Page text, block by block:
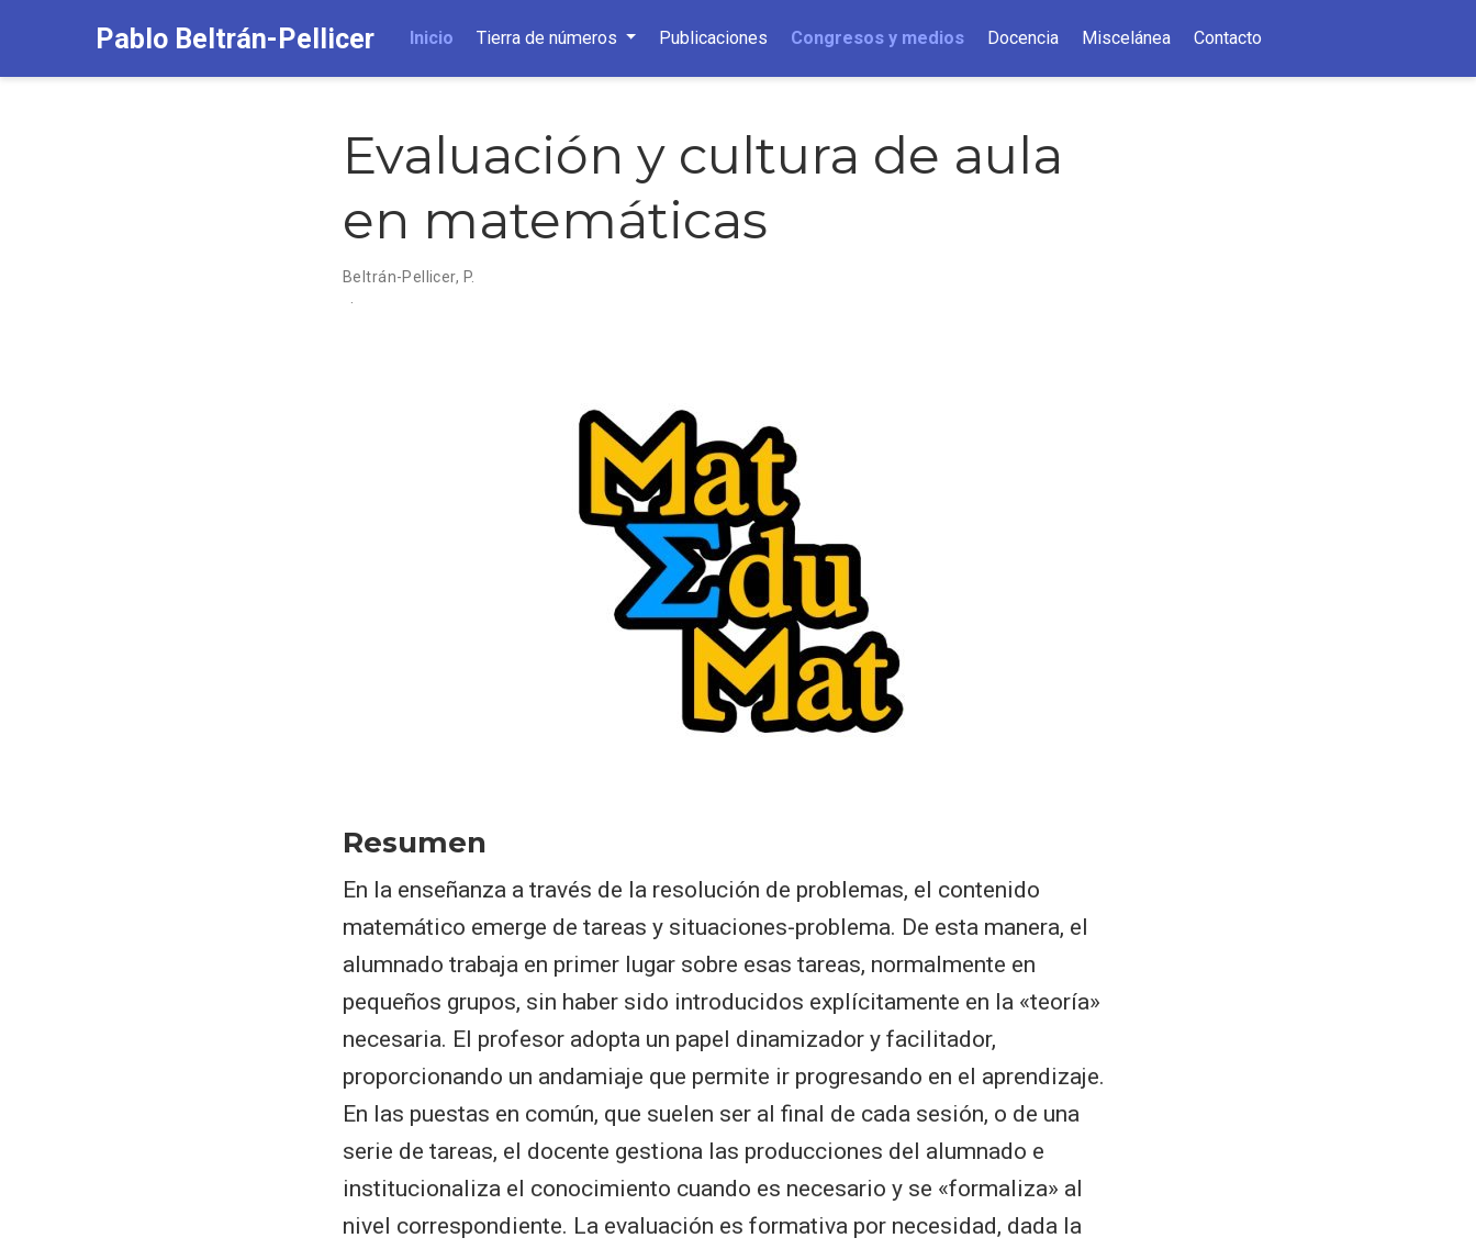
Pablo Beltrán-Pellicer Inicio Tierra de números Publicaciones Congresos y medios Docencia Miscelánea Contacto
Evaluación y cultura de aula
en matemáticas
Beltrán-Pellicer, P.
Resumen
En la enseñanza a través de la resolución de problemas, el contenido
matemático emerge de tareas y situaciones-problema. De esta manera, el
alumnado trabaja en primer lugar sobre esas tareas, normalmente en
pequeños grupos, sin haber sido introducidos explícitamente en la «teoría»
necesaria. El profesor adopta un papel dinamizador y facilitador,
proporcionando un andamiaje que permite ir progresando en el aprendizaje.
En las puestas en común, que suelen ser al final de cada sesión, o de una
serie de tareas, el docente gestiona las producciones del alumnado e
institucionaliza el conocimiento cuando es necesario y se «formaliza» al
nivel correspondiente. La evaluación es formativa por necesidad, dada la